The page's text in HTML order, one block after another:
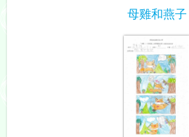
母雞和燕子